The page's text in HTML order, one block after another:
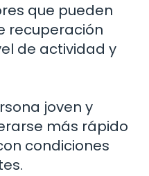
que pueden
recuperación
de actividad y
joven y
más rápido
condiciones